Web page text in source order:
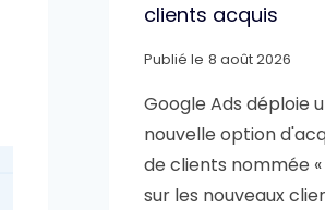
clients acquis
Publié le 8 août 2026
Google Ads déploie
nouvelle option
de clients nommée
sur les nouveaux